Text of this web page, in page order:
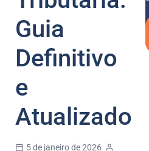
Guia
Definitivo
e
Atualizado
5 de janeiro de 2026